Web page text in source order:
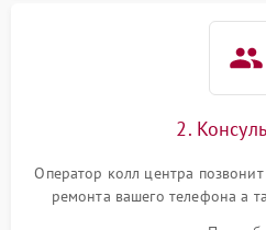
2.
Оператор колл центра
ремонта вашего телефона а